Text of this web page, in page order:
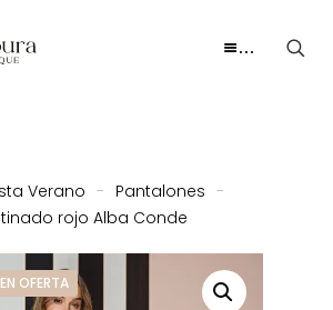
…
Verano - Pantalones -
rojo Alba Conde
EN OFERTA